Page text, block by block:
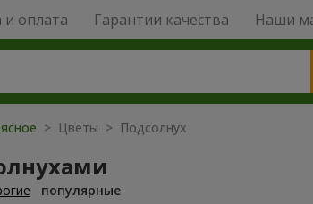
и оплата Гарантии качества Наши
> Цветы > Подсолнух
популярные